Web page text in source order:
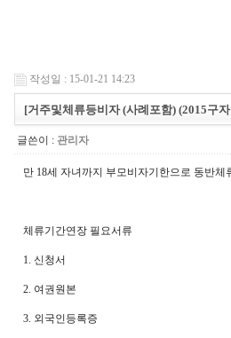
작성일 : 15-01-21 14:23
[거주및체류등비자 (사례포함) (2015구
글쓴이 : 관리자
만 18세 자녀까지 부모비자기한으로 동반체
체류기간연장 필요서류
1. 신청서
2. 여권원본
3. 외국인등록증